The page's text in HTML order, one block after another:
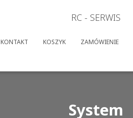
RC - SERWIS
KONTAKT KOSZYK ZAMÓWIENIE
System